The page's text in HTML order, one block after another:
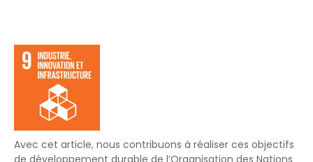
Avec cet article, nous contribuons à réaliser ces objectifs
de développement durable de l’Organisation des Nations